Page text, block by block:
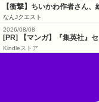
【衝撃】ちいかわ作者さん
なんJクエスト
2026/08/08
[PR] 【マンガ】『集英社』
Kindleストア